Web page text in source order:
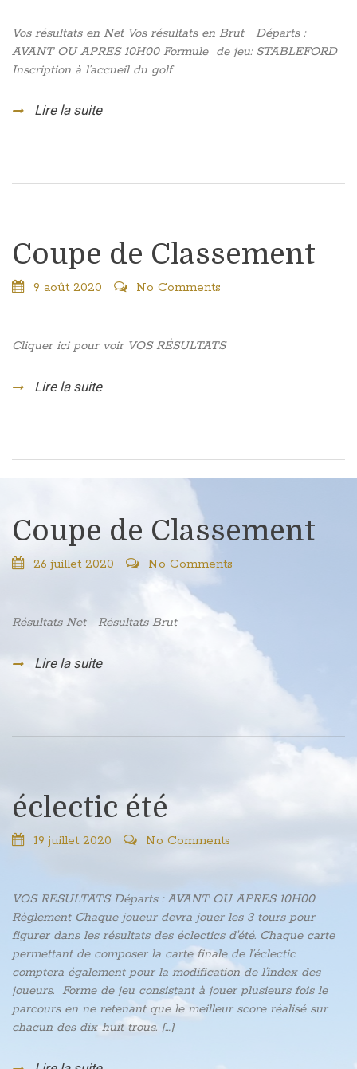
Vos résultats en Net Vos résultats en Brut Départs :
AVANT OU APRES 10H00 Formule de jeu: STABLEFORD
Inscription à l’accueil du golf
Lire la suite
Coupe de Classement
9 août 2020 No Comments
Cliquer ici pour voir VOS RÉSULTATS
Lire la suite
Coupe de Classement
26 juillet 2020 No Comments
Résultats Net Résultats Brut
Lire la suite
éclectic été
19 juillet 2020 No Comments
VOS RESULTATS Départs : AVANT OU APRES 10H00
Règlement Chaque joueur devra jouer les 3 tours pour
figurer dans les résultats des éclectics d’été. Chaque carte
permettant de composer la carte finale de l’éclectic
comptera également pour la modification de l’index des
joueurs. Forme de jeu consistant à jouer plusieurs fois le
parcours en ne retenant que le meilleur score réalisé sur
chacun des dix-huit trous. […]